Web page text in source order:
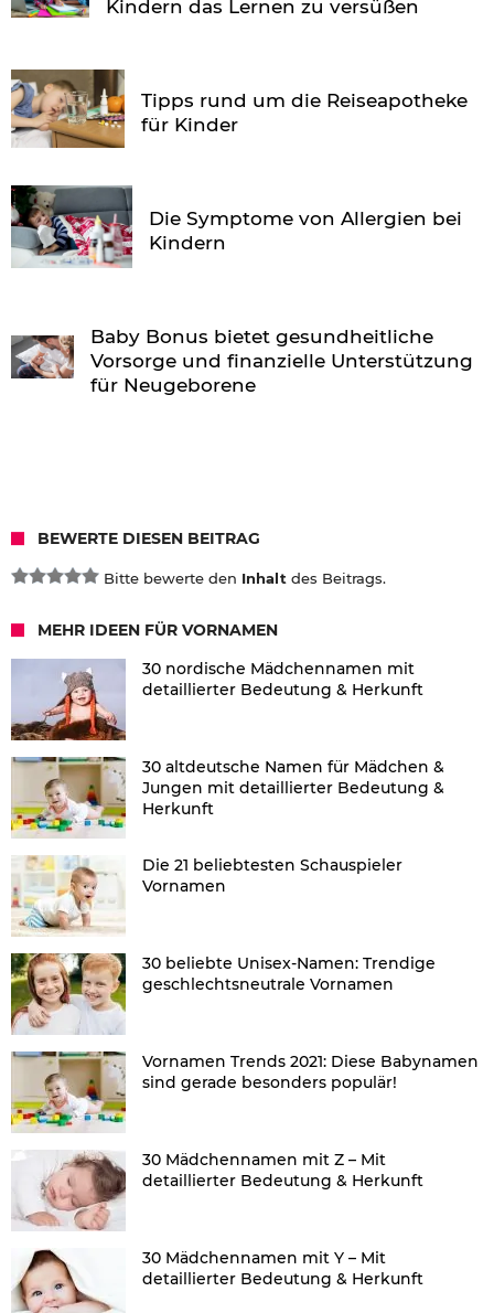
Kindern das Lernen zu versüßen
Tipps rund um die Reiseapotheke
für Kinder
Die Symptome von Allergien bei
Kindern
Baby Bonus bietet gesundheitliche
Vorsorge und finanzielle Unterstützung
für Neugeborene
BEWERTE DIESEN BEITRAG
Bitte bewerte den Inhalt des Beitrags.
MEHR IDEEN FÜR VORNAMEN
30 nordische Mädchennamen mit
detaillierter Bedeutung & Herkunft
30 altdeutsche Namen für Mädchen &
Jungen mit detaillierter Bedeutung &
Herkunft
Die 21 beliebtesten Schauspieler
Vornamen
30 beliebte Unisex-Namen: Trendige
geschlechtsneutrale Vornamen
Vornamen Trends 2021: Diese Babynamen
sind gerade besonders populär!
30 Mädchennamen mit Z – Mit
detaillierter Bedeutung & Herkunft
30 Mädchennamen mit Y – Mit
detaillierter Bedeutung & Herkunft